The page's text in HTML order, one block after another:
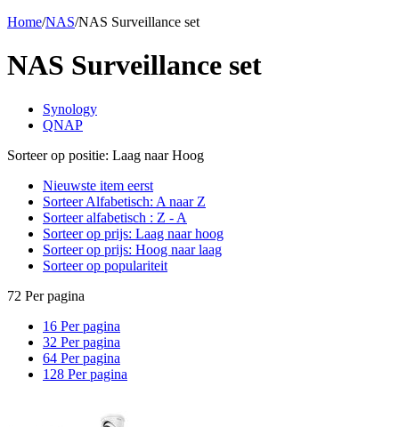
Home/NAS/NAS Surveillance set
NAS Surveillance set
Synology
QNAP
Sorteer op positie: Laag naar Hoog
Nieuwste item eerst
Sorteer Alfabetisch: A naar Z
Sorteer alfabetisch : Z - A
Sorteer op prijs: Laag naar hoog
Sorteer op prijs: Hoog naar laag
Sorteer op populariteit
72 Per pagina
16 Per pagina
32 Per pagina
64 Per pagina
128 Per pagina